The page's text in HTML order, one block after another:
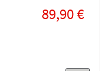
89,90 €